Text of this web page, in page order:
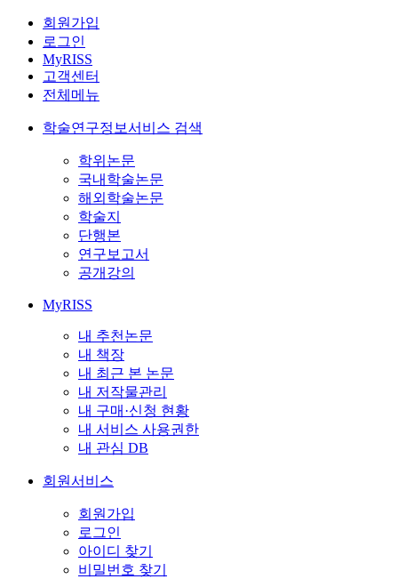
회원가입
로그인
MyRISS
고객센터
전체메뉴
학술연구정보서비스 검색
학위논문
국내학술논문
해외학술논문
학술지
단행본
연구보고서
공개강의
MyRISS
내 추천논문
내 책장
내 최근 본 논문
내 저작물관리
내 구매·신청 현황
내 서비스 사용권한
내 관심 DB
회원서비스
회원가입
로그인
아이디 찾기
비밀번호 찾기